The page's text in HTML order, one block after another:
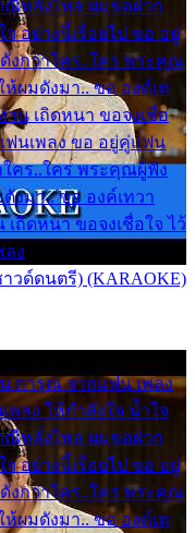
ณีหลั่งไหล ผมขอฝาก
อย่างนี้เรื่อยไป ขอ อยู่
งกว่าใคร..ใคร พระคุณ
ห้ผมดังมา.. ขอ องค์เท
น เถิดหนา ขอจงเชื่อ
ฟนเพลง ขอ อยู่คู่แฟน
ใคร..ใคร พระคุณผู้ฟัง
งมา.. ขอ องค์เทวา
ถิดหนา ขอจงเชื่อใจ ไว้
ลง
วด์ดนตรี) (KARAOKE)
การุณ จากแฟน เพลง
พลง ให้กำลังใจ น้ำใจ
ณีหลั่งไหล ผมขอฝาก
อย่างนี้เรื่อยไป ขอ อยู่
งกว่าใคร..ใคร พระคุณ
ห้ผมดังมา.. ขอ องค์เท